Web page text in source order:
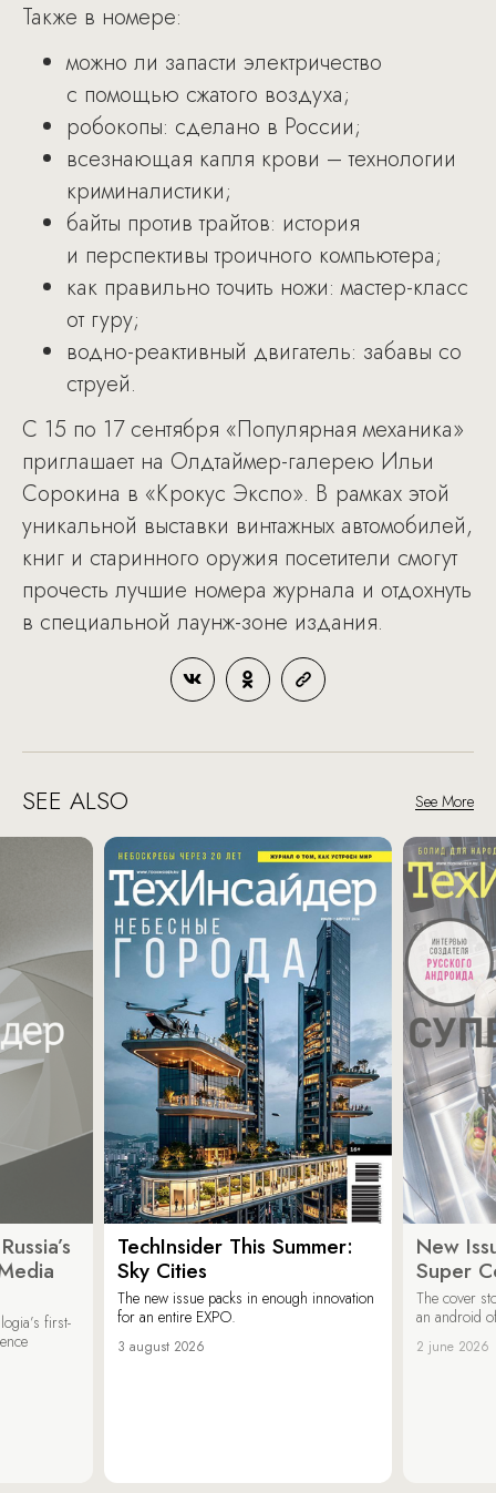
Также в номере:
можно ли запасти электричество
с помощью сжатого воздуха;
робокопы: сделано в России;
всезнающая капля крови – технологии
криминалистики;
байты против трайтов: история
и перспективы троичного компьютера;
как правильно точить ножи: мастер-класс
от гуру;
водно-реактивный двигатель: забавы со
струей.
С 15 по 17 сентября «Популярная механика»
приглашает на Олдтаймер-галерею Ильи
Сорокина в «Крокус Экспо». В рамках этой
уникальной выставки винтажных автомобилей,
книг и старинного оружия посетители смогут
прочесть лучшие номера журнала и отдохнуть
в специальной лаунж-зоне издания.
SEE ALSO See More
first-
TechInsider This Summer:
Sky Cities
The new issue packs in enough innovation
for an entire EXPO.
3 august 2026
New
Super
The cover
an android
2 june 2026